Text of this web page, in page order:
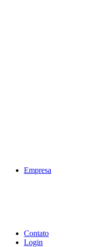
Empresa
Contato
Login